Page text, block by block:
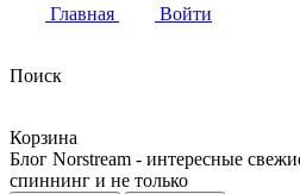
Главная Войти
Поиск
Корзина
Блог Norstream - интересные
спиннинг и не только